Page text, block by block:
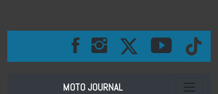
MOTO JOURNAL Toggle